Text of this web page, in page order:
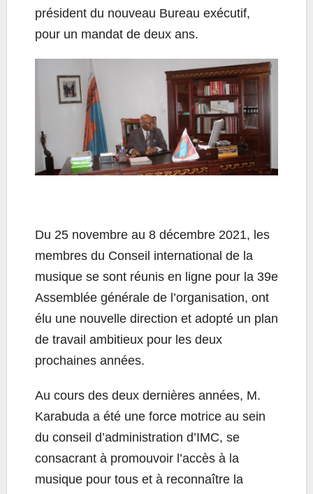
président du nouveau Bureau exécutif,
pour un mandat de deux ans.
Du 25 novembre au 8 décembre 2021, les
membres du Conseil international de la
musique se sont réunis en ligne pour la 39e
Assemblée générale de l’organisation, ont
élu une nouvelle direction et adopté un plan
de travail ambitieux pour les deux
prochaines années.
Au cours des deux dernières années, M.
Karabuda a été une force motrice au sein
du conseil d’administration d’IMC, se
consacrant à promouvoir l’accès à la
musique pour tous et à reconnaître la